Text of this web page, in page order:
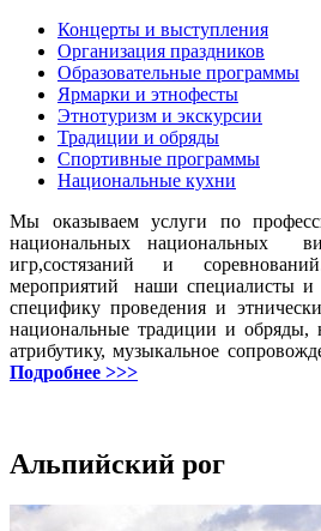
Концерты и выступления
Организация праздников
Образовательные программы
Ярмарки и этнофесты
Этнотуризм и экскурсии
Традиции и обряды
Спортивные программы
Национальные кухни
Мы оказываем услуги по
национальных национальных
игр,состязаний и
мероприятий наши специалисты и
специфику проведения и
национальные традиции и обряды,
атрибутику, музыкальное
Подробнее >>>
Альпийский рог